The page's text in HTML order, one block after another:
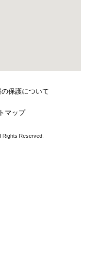
保護について
マップ
Rights Reserved.